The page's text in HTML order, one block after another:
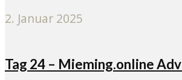
2. Januar 2025
Tag 24 – Mieming.online